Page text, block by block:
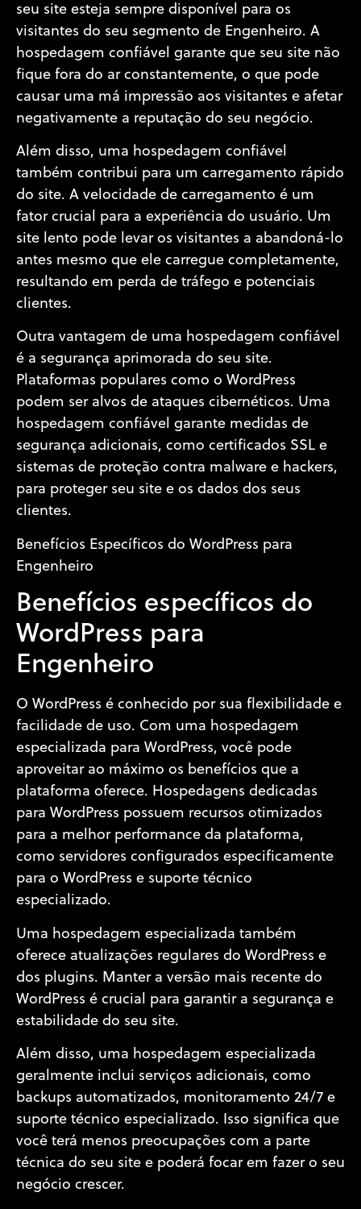
seu site esteja sempre disponível para os
visitantes do seu segmento de Engenheiro. A
hospedagem confiável garante que seu site não
fique fora do ar constantemente, o que pode
causar uma má impressão aos visitantes e afetar
negativamente a reputação do seu negócio.
Além disso, uma hospedagem confiável
também contribui para um carregamento rápido
do site. A velocidade de carregamento é um
fator crucial para a experiência do usuário. Um
site lento pode levar os visitantes a abandoná-lo
antes mesmo que ele carregue completamente,
resultando em perda de tráfego e potenciais
clientes.
Outra vantagem de uma hospedagem confiável
é a segurança aprimorada do seu site.
Plataformas populares como o WordPress
podem ser alvos de ataques cibernéticos. Uma
hospedagem confiável garante medidas de
segurança adicionais, como certificados SSL e
sistemas de proteção contra malware e hackers,
para proteger seu site e os dados dos seus
clientes.
Benefícios Específicos do WordPress para
Engenheiro
Benefícios específicos do
WordPress para
Engenheiro
O WordPress é conhecido por sua flexibilidade e
facilidade de uso. Com uma hospedagem
especializada para WordPress, você pode
aproveitar ao máximo os benefícios que a
plataforma oferece. Hospedagens dedicadas
para WordPress possuem recursos otimizados
para a melhor performance da plataforma,
como servidores configurados especificamente
para o WordPress e suporte técnico
especializado.
Uma hospedagem especializada também
oferece atualizações regulares do WordPress e
dos plugins. Manter a versão mais recente do
WordPress é crucial para garantir a segurança e
estabilidade do seu site.
Além disso, uma hospedagem especializada
geralmente inclui serviços adicionais, como
backups automatizados, monitoramento 24/7 e
suporte técnico especializado. Isso significa que
você terá menos preocupações com a parte
técnica do seu site e poderá focar em fazer o seu
negócio crescer.